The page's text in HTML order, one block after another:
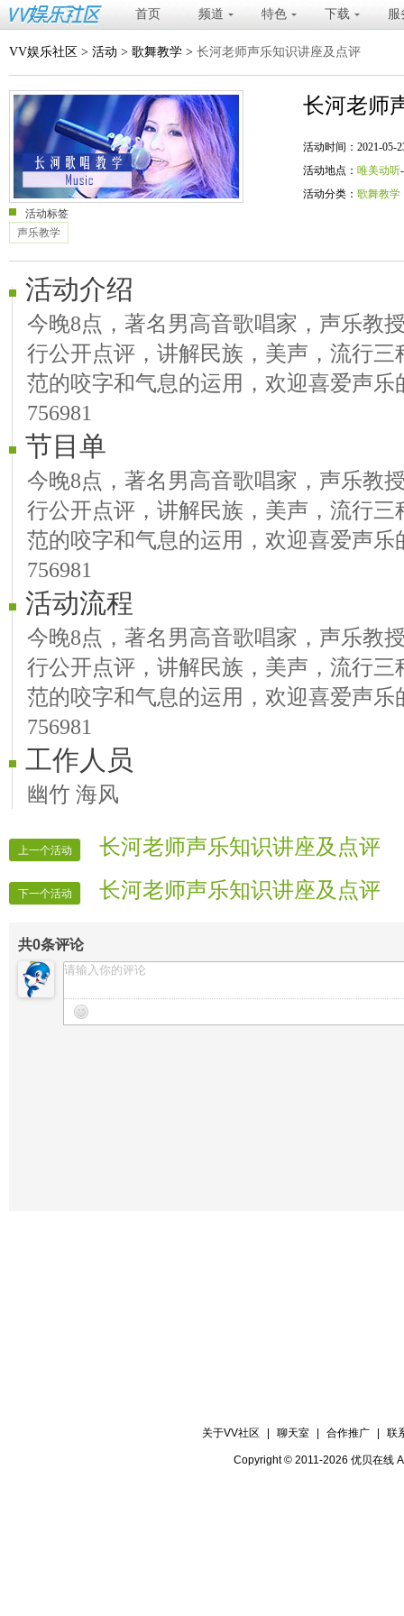
首页 频道 特色 下载 服
VV娱乐社区 > 活动 > 歌舞教学 > 长河老师声乐知识讲座及点评
长河老师
活动时间：2021-05-
活动地点： 唯美动听
活动分类： 歌舞教学
活动标签
声乐教学
活动介绍
今晚8点，著名男高音歌唱家，声乐教
行公开点评，讲解民族，美声，流行
范的咬字和气息的运用，欢迎喜爱声
756981
节目单
今晚8点，著名男高音歌唱家，声乐教
行公开点评，讲解民族，美声，流行
范的咬字和气息的运用，欢迎喜爱声
756981
活动流程
今晚8点，著名男高音歌唱家，声乐教
行公开点评，讲解民族，美声，流行
范的咬字和气息的运用，欢迎喜爱声
756981
工作人员
幽竹 海风
上一个活动 长河老师声乐知识讲座及点评
下一个活动 长河老师声乐知识讲座及点评
共0条评论
关于VV社区 聊天室 合作推广 联
Copyright © 2011-2026 优贝在线